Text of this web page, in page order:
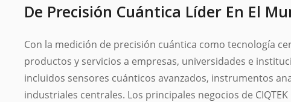
De Precisión Cuántica Líder En El
Con la medición de precisión cuántica como tecnología
productos y servicios a empresas, universidades e
incluidos sensores cuánticos avanzados, instrumentos
industriales centrales. Los principales negocios de